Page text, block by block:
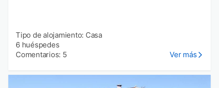
Tipo de alojamiento: Casa
6 huéspedes
Comentarios: 5
Ver más